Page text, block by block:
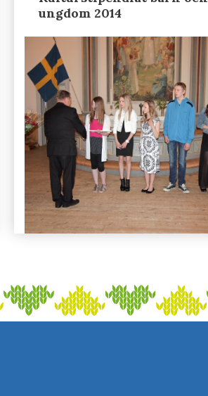
ungdom 2014